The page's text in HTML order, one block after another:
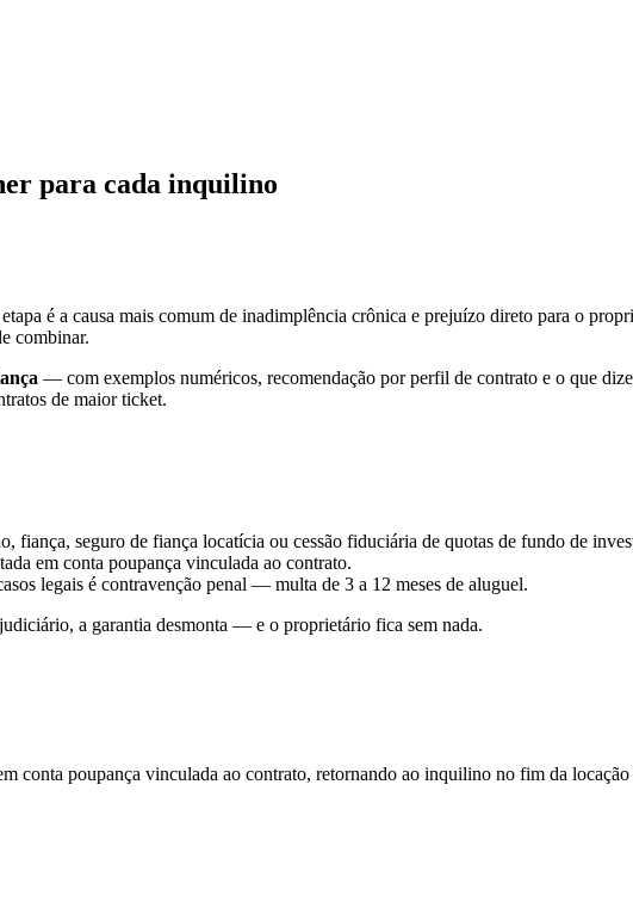
para cada inquilino
é a causa mais comum de inadimplência crônica e prejuízo direto para o
combinar.
— com exemplos numéricos, recomendação por perfil de contrato e o que
de maior ticket.
seguro de fiança locatícia ou cessão fiduciária de quotas de fundo de
em conta poupança vinculada ao contrato.
legais é contravenção penal — multa de 3 a 12 meses de aluguel.
a garantia desmonta — e o proprietário fica sem nada.
conta poupança vinculada ao contrato, retornando ao inquilino no fim da locação